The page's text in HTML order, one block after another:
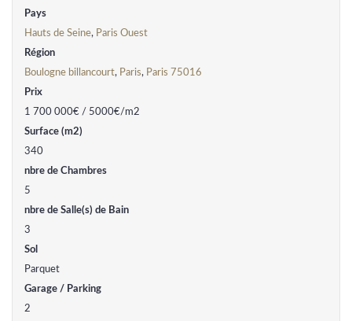
Pays
Hauts de Seine, Paris Ouest
Région
Boulogne billancourt, Paris, Paris 75016
Prix
1 700 000€ / 5000€/m2
Surface (m2)
340
nbre de Chambres
5
nbre de Salle(s) de Bain
3
Sol
Parquet
Garage / Parking
2